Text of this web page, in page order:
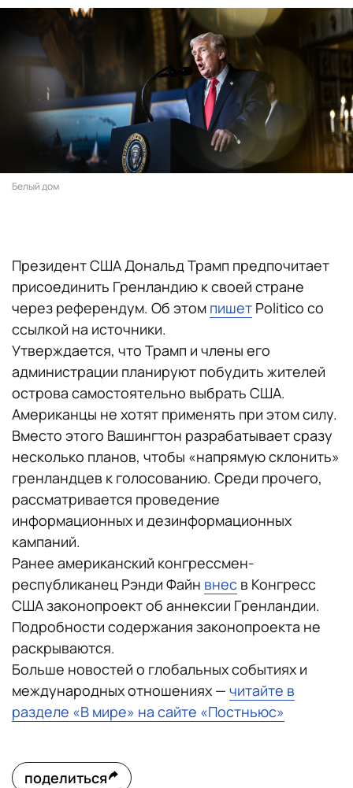
Белый дом
Президент США Дональд Трамп предпочитает
присоединить Гренландию к своей стране
через референдум. Об этом пишет Politico со
ссылкой на источники.
Утверждается, что Трамп и члены его
администрации планируют побудить жителей
острова самостоятельно выбрать США.
Американцы не хотят применять при этом силу.
Вместо этого Вашингтон разрабатывает сразу
несколько планов, чтобы «напрямую склонить»
гренландцев к голосованию. Среди прочего,
рассматривается проведение
информационных и дезинформационных
кампаний.
Ранее американский конгрессмен-
республиканец Рэнди Файн внес в Конгресс
США законопроект об аннексии Гренландии.
Подробности содержания законопроекта не
раскрываются.
Больше новостей о глобальных событиях и
международных отношениях — читайте в
разделе «В мире» на сайте «Постньюс»
поделиться